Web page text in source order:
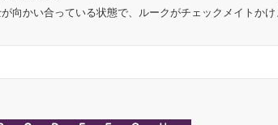
向かい合っている状態で、ルークがチェックメイトかけ